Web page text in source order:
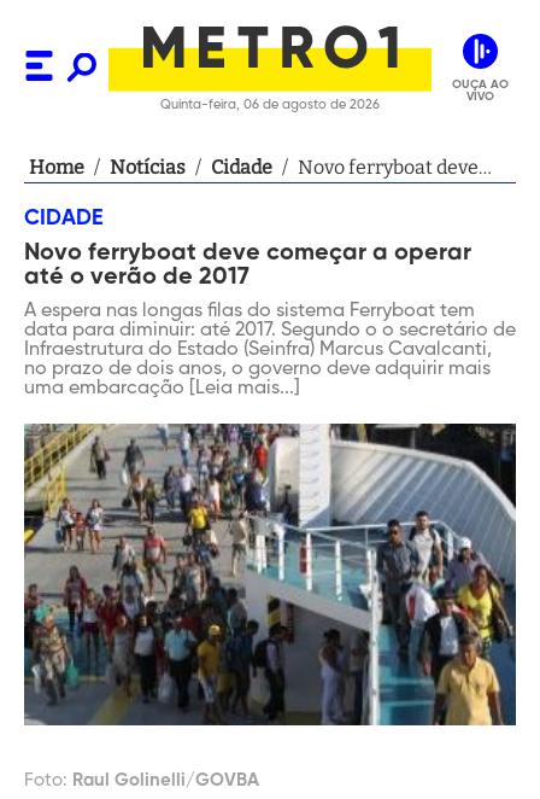
Quinta-feira, 06 de agosto de 2026
OUÇA AO
VIVO
Home / Notícias / Cidade / Novo ferryboat deve
CIDADE
Novo ferryboat deve começar a operar
até o verão de 2017
A espera nas longas filas do sistema Ferryboat tem
data para diminuir: até 2017. Segundo o o secretário de
Infraestrutura do Estado (Seinfra) Marcus Cavalcanti,
no prazo de dois anos, o governo deve adquirir mais
uma embarcação [Leia mais...]
Foto: Raul Golinelli/GOVBA